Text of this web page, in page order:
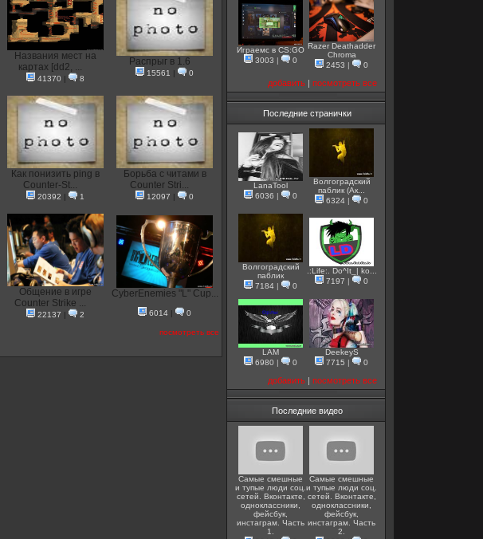
Названия мест на
картах [dd2, ...
41370 | 8
Распрыг в 1.6
15561 | 0
Как понизить ping в
Counter-St...
20392 | 1
Борьба с читами в
Counter Stri...
12097 | 0
Общение в игре
Counter Strike ...
22137 | 2
CyberEnemies "L" Cup...
6014 | 0
посмотреть все
Играемс в CS:GO
3003 | 0
Razer Deathadder
Chroma
2453 | 0
добавить | посмотреть все
Последние странички
LanaTool
6036 | 0
Волгоградский
паблик (Ак...
6324 | 0
Волгоградский
паблик
7184 | 0
.:Life:. Do^It_| ko...
7197 | 0
LAM
6980 | 0
DeekeyS
7715 | 0
добавить | посмотреть все
Последние видео
Самые смешные
и тупые люди соц.
сетей. Вконтакте,
одноклассники,
фейсбук,
инстаграм. Часть
1.
Самые смешные
и тупые люди соц.
сетей. Вконтакте,
одноклассники,
фейсбук,
инстаграм. Часть
2.